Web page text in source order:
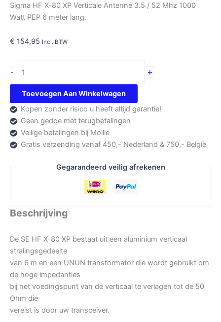
Sigma HF X-80 XP Verticale Antenne 3.5 / 52 Mhz 1000
Watt PEP 6 meter lang.
€ 154,95 Incl. BTW
-
SE
HF
X-
80
XP
aantal
+
Toevoegen Aan Winkelwagen
Kopen zonder risico u heeft altijd garantie!
Geen gedoe met terugbetalingen
Veilige betalingen bij Mollie
Gratis verzending vanaf 450,- Nederland & 750,- België
Gegarandeerd veilig afrekenen
Beschrijving
De SE HF X-80 XP bestaat uit een aluminium verticaal
stralingsgedeelte
van 6 m en een UNUN transformator die wordt gebruikt om
de hoge impedanties
bij het voedingspunt van de verticaal te verlagen tot de 50
Ohm die
vereist is door uw transceiver.